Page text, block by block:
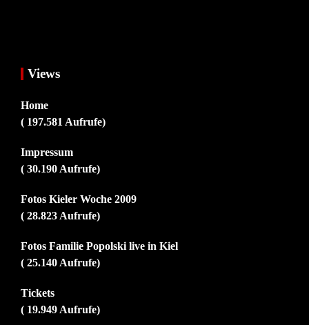
Views
Home
( 197.581 Aufrufe)
Impressum
( 30.190 Aufrufe)
Fotos Kieler Woche 2009
( 28.823 Aufrufe)
Fotos Familie Popolski live in Kiel
( 25.140 Aufrufe)
Tickets
( 19.949 Aufrufe)